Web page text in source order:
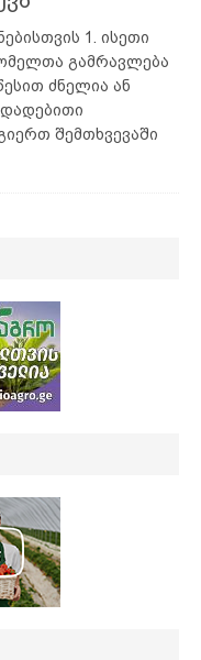
1. ისეთი
გამრავლება
ძნელია ან
შემთხვევაში